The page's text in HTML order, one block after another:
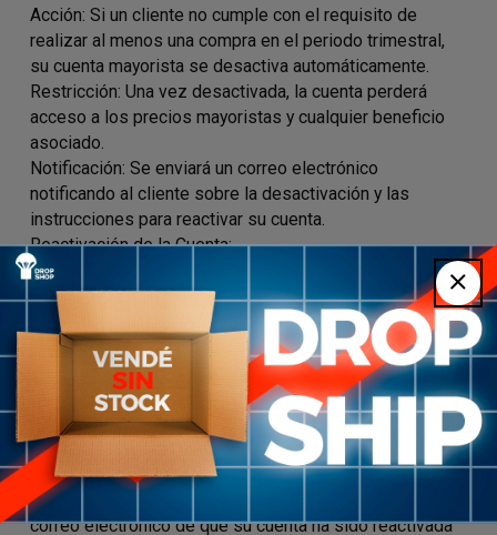
Acción: Si un cliente no cumple con el requisito de
realizar al menos una compra en el periodo trimestral,
su cuenta mayorista se desactiva automáticamente.
Restricción: Una vez desactivada, la cuenta perderá
acceso a los precios mayoristas y cualquier beneficio
asociado.
Notificación: Se enviará un correo electrónico
notificando al cliente sobre la desactivación y las
instrucciones para reactivar su cuenta.
Reactivación de la Cuenta:
Requisito de Compra: Para reactivar la cuenta y
recuperar el acceso a los precios mayoristas, el cliente
deberá realizar una compra mínima de U$S 300.
Proceso:
Al realizar la compra de U$S 300 o más, el sistema
reconocerá automáticamente la transacción.
La cuenta será reactivada de inmediato, restableciendo
todos los beneficios mayoristas.
Confirmación: El cliente recibirá una confirmación por
correo electrónico de que su cuenta ha sido reactivada